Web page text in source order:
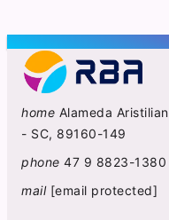
home Alameda
- SC, 89160-149
phone 47 9 8823-1380
mail [email protected]